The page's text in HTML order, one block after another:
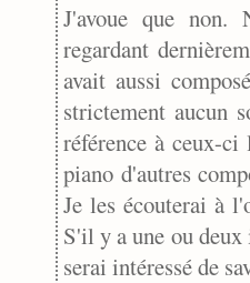
J'avoue que non.
regardant
avait aussi
strictement aucun
référence à ceux-ci
piano d'autres
Je les écouterai à
S'il y a une ou
serai intéressé de